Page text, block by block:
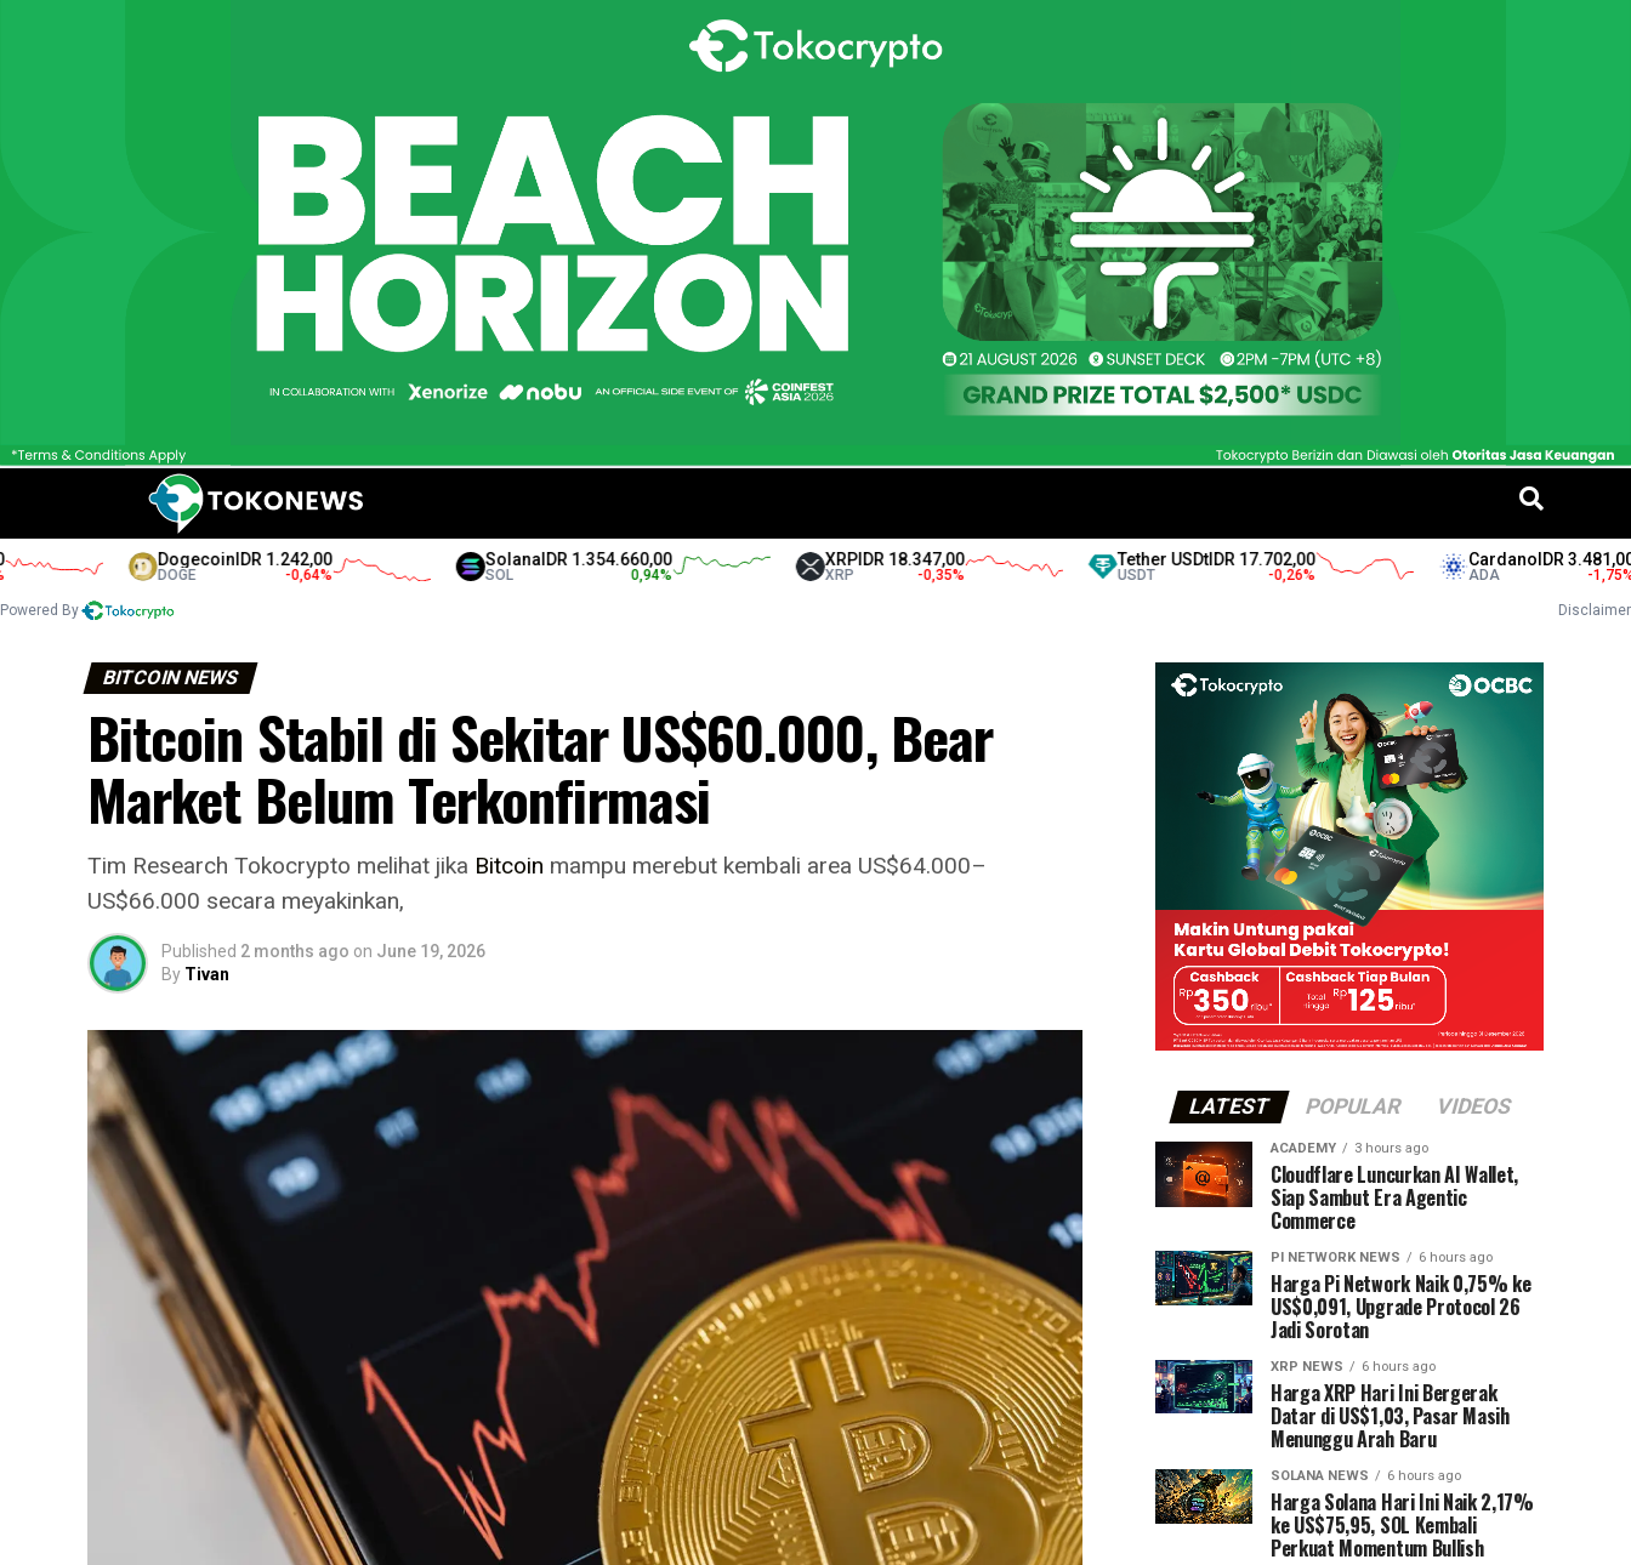
DogecoinIDR 1.242,00
DOGE
SolanaIDR 1.354.660,00
SOL
XRPIDR 18.347,00 Tether USDtIDR 17.702,00
USDT
CardanoIDR 3.481,00
ADA
Powered By Disclaimer
BITCOIN NEWS
Bitcoin Stabil di Sekitar US$60.000, Bear
Market Belum Terkonfirmasi
Tim Research Tokocrypto melihat jika Bitcoin mampu merebut kembali area US$64.000–
US$66.000 secara meyakinkan,
Published 2 months ago on June 19, 2026
By Tivan
LATEST POPULAR VIDEOS
ACADEMY 3 hours ago
Cloudflare Luncurkan AI Wallet,
Siap Sambut Era Agentic
Commerce
PI NETWORK NEWS 6 hours ago
Harga Pi Network Naik 0,75% ke
US$0,091, Upgrade Protocol 26
Jadi Sorotan
XRP NEWS 6 hours ago
Harga XRP Hari Ini Bergerak
Datar di US$1,03, Pasar Masih
Menunggu Arah Baru
SOLANA NEWS 6 hours ago
Harga Solana Hari Ini Naik 2,17%
ke US$75,95, SOL Kembali
Perkuat Momentum Bullish